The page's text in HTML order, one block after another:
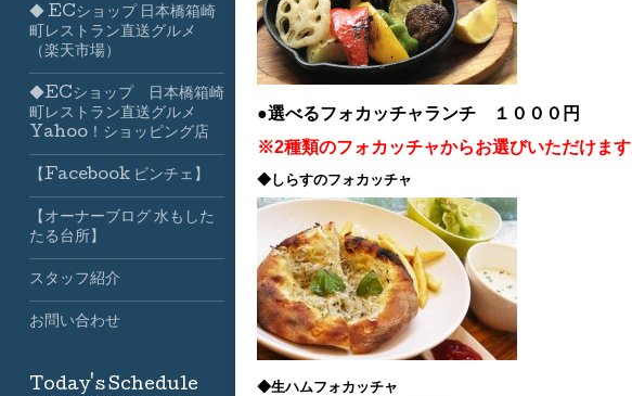
●選べるフォカッチャランチ １０００円
※2種類のフォカッチャからお選びいただけます
◆しらすのフォカッチャ
◆生ハムフォカッチャ
◆ ECショップ 日本橋箱崎
町レストラン直送グルメ
（楽天市場）
◆ECショップ 日本橋箱崎
町レストラン直送グルメ
Yahoo！ショッピング店
【Facebook ビンチェ】
【オーナーブログ 水もした
たる台所】
スタッフ紹介
お問い合わせ
Today's Schedule